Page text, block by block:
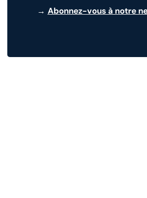
→ Abonnez-vous à notre